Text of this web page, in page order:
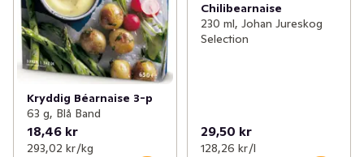
Kryddig Béarnaise 3-p
63 g, Blå Band
18,46 kr
293,02 kr /kg
Chilibearnaise
230 ml, Johan Jureskog
Selection
29,50 kr
128,26 kr /l